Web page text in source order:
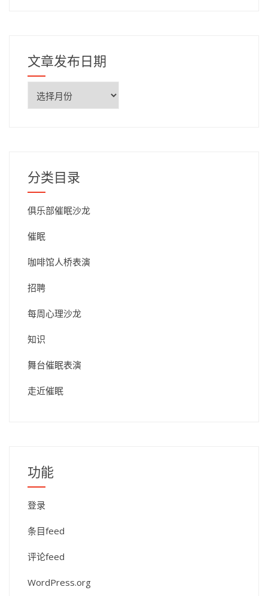
文章发布日期
期
分类目录
俱乐部催眠沙龙
催眠
咖啡馆人桥表演
招聘
每周心理沙龙
知识
舞台催眠表演
走近催眠
功能
登录
条目feed
评论feed
WordPress.org